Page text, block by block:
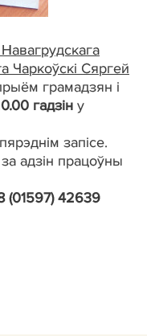
Чаркоўскі Сяргей
грамадзян і
гадзін у
запісе.
адзін працоўны
(01597) 42639